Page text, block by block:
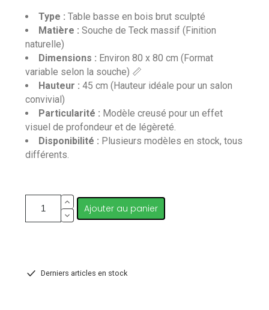
Type : Table basse en bois brut sculpté
Matière : Souche de Teck massif (Finition
naturelle)
Dimensions : Environ 80 x 80 cm (Format
variable selon la souche) 📏
Hauteur : 45 cm (Hauteur idéale pour un salon
convivial)
Particularité : Modèle creusé pour un effet
visuel de profondeur et de légèreté.
Disponibilité : Plusieurs modèles en stock, tous
différents.
Ajouter au panier
Derniers articles en stock